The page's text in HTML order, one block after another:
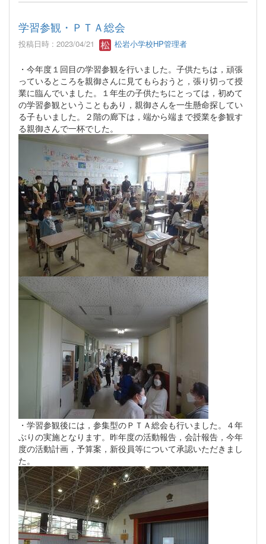
学習参観・ＰＴＡ総会
投稿日時 : 2023/04/21 松岩小学校HP管理者
・今年度１回目の学習参観を行いました。子供たちは，頑張
っているところを親御さんに見てもらおうと，張り切って授
業に臨んでいました。１年生の子供たちにとっては，初めて
の学習参観ということもあり，親御さんを一生懸命探してい
る子もいました。２階の廊下は，端から端まで授業を参観す
る親御さんで一杯でした。
・学習参観後には，参集型のＰＴＡ総会も行いました。４年
ぶりの実施となります。昨年度の活動報告，会計報告，今年
度の活動計画，予算案，新役員等について承認いただきまし
た。